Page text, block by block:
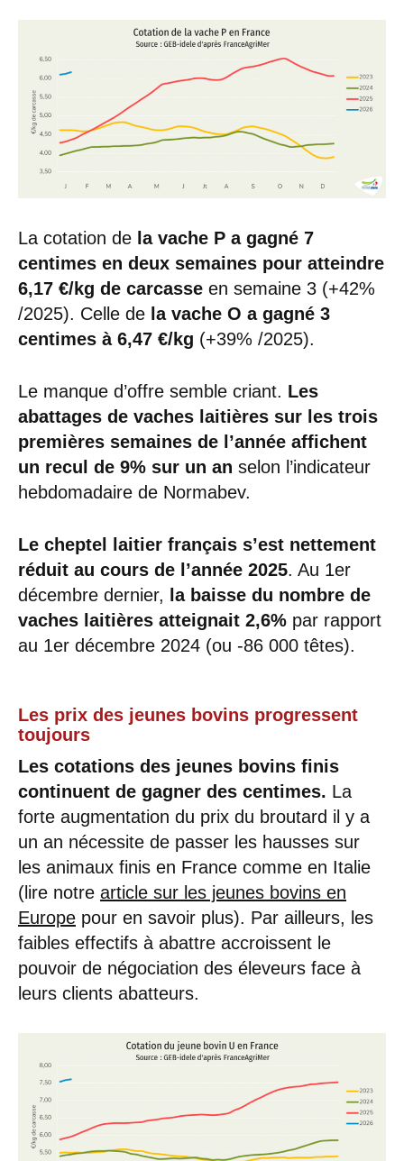
La cotation de la vache P a gagné 7
centimes en deux semaines pour atteindre
6,17 €/kg de carcasse en semaine 3 (+42%
/2025). Celle de la vache O a gagné 3
centimes à 6,47 €/kg (+39% /2025).
Le manque d’offre semble criant. Les
abattages de vaches laitières sur les trois
premières semaines de l’année affichent
un recul de 9% sur un an selon l’indicateur
hebdomadaire de Normabev.
Le cheptel laitier français s’est nettement
réduit au cours de l’année 2025. Au 1er
décembre dernier,
la baisse du nombre de
vaches laitières atteignait 2,6% par rapport
au 1er décembre 2024 (ou -86 000 têtes).
Les prix des jeunes bovins progressent
toujours
Les cotations des jeunes bovins finis
continuent de gagner des centimes. La
forte augmentation du prix du broutard il y a
un an nécessite de passer les hausses sur
les animaux finis en France comme en Italie
(lire notre article sur les jeunes bovins en
Europe pour en savoir plus). Par ailleurs, les
faibles effectifs à abattre accroissent le
pouvoir de négociation des éleveurs face à
leurs clients abatteurs.